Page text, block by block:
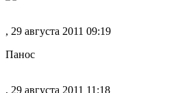
, 29 августа 2011 09:19
Панос
, 29 августа 2011 11:18